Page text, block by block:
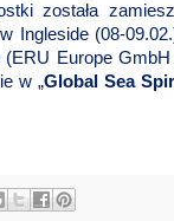
została
Ingleside (08-
(ERU Europe
w „Global Sea